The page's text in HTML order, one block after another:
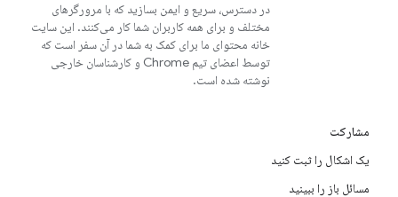
در دسترس، سریع و ایمن بسازید که با مرورگرهای
مختلف و برای همه کاربران شما کار می‌کنند. این سایت
خانه محتوای ما برای کمک به شما در آن سفر است که
توسط اعضای تیم Chrome و کارشناسان خارجی
نوشته شده است.
مشارکت
یک اشکال را ثبت کنید
مسائل باز را ببینید